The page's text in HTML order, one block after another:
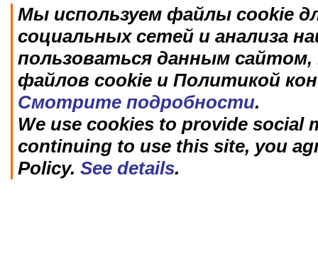
Мы используем файлы cookie
социальных сетей и анализа
пользоваться данным
файлов cookie и Политикой
Смотрите подробности.
We use cookies to provide social
continuing to use this site, you
Policy. See details.